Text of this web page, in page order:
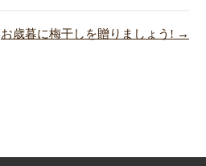
お歳暮に梅干しを贈りましょう! →